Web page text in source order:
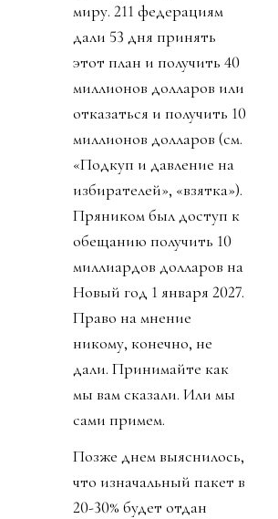
миру. 211 федерациям
дали 53 дня принять
этот план и получить 40
миллионов долларов или
отказаться и получить 10
миллионов долларов (см.
«Подкуп и давление на
избирателей», «взятка»).
Пряником был доступ к
обещанию получить 10
миллиардов долларов на
Новый год 1 января 2027.
Право на мнение
никому, конечно, не
дали. Принимайте как
мы вам сказали. Или мы
сами примем.
Позже днем выяснилось,
что изначальный пакет в
20-30% будет отдан